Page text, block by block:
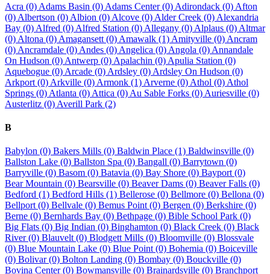
Acra (0) Adams Basin (0) Adams Center (0) Adirondack (0) Afton
(0) Albertson (0) Albion (0) Alcove (0) Alder Creek (0) Alexandria
Bay (0) Alfred (0) Alfred Station (0) Allegany (0) Alplaus (0) Altmar
(0) Altona (0) Amagansett (0) Amawalk (1) Amityville (0) Ancram
(0) Ancramdale (0) Andes (0) Angelica (0) Angola (0) Annandale
On Hudson (0) Antwerp (0) Apalachin (0) Apulia Station (0)
Aquebogue (0) Arcade (0) Ardsley (0) Ardsley On Hudson (0)
Arkport (0) Arkville (0) Armonk (1) Arverne (0) Athol (0) Athol
Springs (0) Atlanta (0) Attica (0) Au Sable Forks (0) Auriesville (0)
Austerlitz (0) Averill Park (2)
B
Babylon (0) Bakers Mills (0) Baldwin Place (1) Baldwinsville (0)
Ballston Lake (0) Ballston Spa (0) Bangall (0) Barrytown (0)
Barryville (0) Basom (0) Batavia (0) Bay Shore (0) Bayport (0)
Bear Mountain (0) Bearsville (0) Beaver Dams (0) Beaver Falls (0)
Bedford (1) Bedford Hills (1) Bellerose (0) Bellmore (0) Bellona (0)
Bellport (0) Bellvale (0) Bemus Point (0) Bergen (0) Berkshire (0)
Berne (0) Bernhards Bay (0) Bethpage (0) Bible School Park (0)
Big Flats (0) Big Indian (0) Binghamton (0) Black Creek (0) Black
River (0) Blauvelt (0) Blodgett Mills (0) Bloomville (0) Blossvale
(0) Blue Mountain Lake (0) Blue Point (0) Bohemia (0) Boiceville
(0) Bolivar (0) Bolton Landing (0) Bombay (0) Bouckville (0)
Bovina Center (0) Bowmansville (0) Brainardsville (0) Branchport